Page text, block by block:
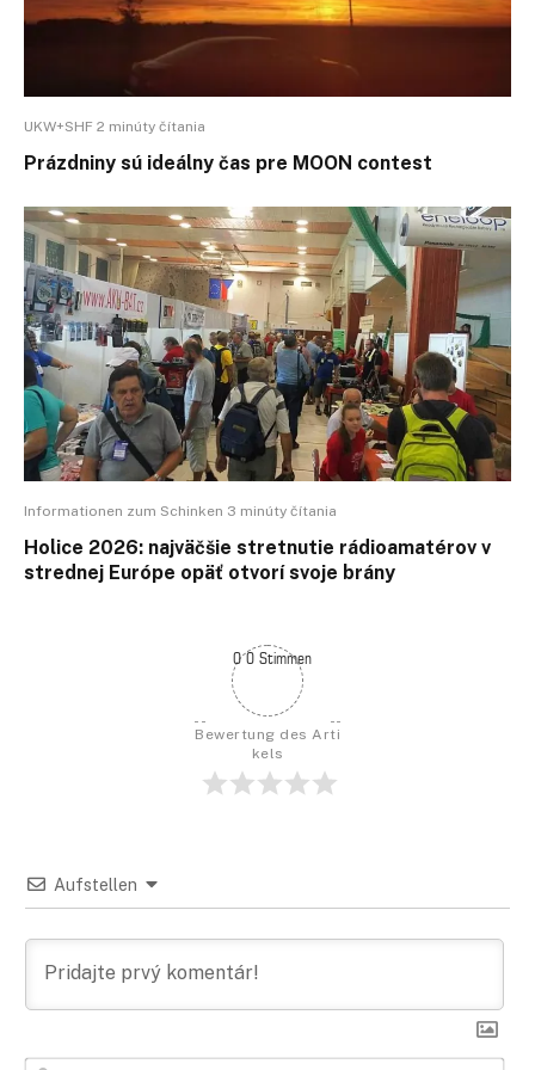
UKW+SHF 2 minúty čítania
Prázdniny sú ideálny čas pre MOON contest
Informationen zum Schinken 3 minúty čítania
Holice 2026: najväčšie stretnutie rádioamatérov v
strednej Európe opäť otvorí svoje brány
0 0 Stimmen
Bewertung des Arti
kels
Aufstellen